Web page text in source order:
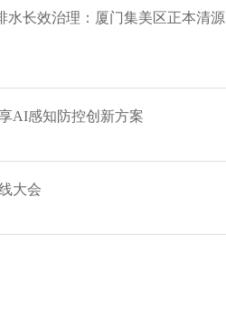
水长效治理：厦门集美区正本清源
AI感知防控创新方案
大会